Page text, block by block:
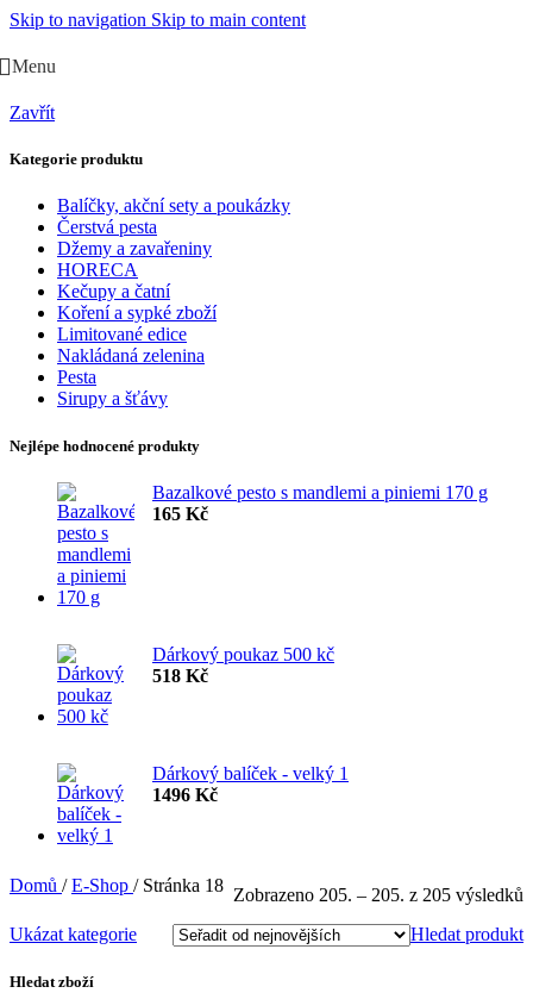
Skip to navigation Skip to main content
Menu
Zavřít
Kategorie produktu
Balíčky, akční sety a poukázky
Čerstvá pesta
Džemy a zavařeniny
HORECA
Kečupy a čatní
Koření a sypké zboží
Limitované edice
Nakládaná zelenina
Pesta
Sirupy a šťávy
Nejlépe hodnocené produkty
Bazalkové pesto s mandlemi a piniemi 170 g
165 Kč
Dárkový poukaz 500 kč
518 Kč
Dárkový balíček - velký 1
1496 Kč
Domů / E-Shop / Stránka 18 Zobrazeno 205. – 205. z 205 výsledků
Ukázat kategorie Hledat produkt
Hledat zboží